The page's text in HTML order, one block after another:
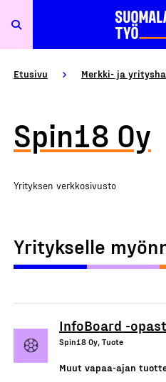
Etusivu Merkki- ja
Spin18 Oy
Yrityksen verkkosivusto
Yritykselle
InfoBoard -
Spin18 Oy, Tuote
Muut vapaa-ajan